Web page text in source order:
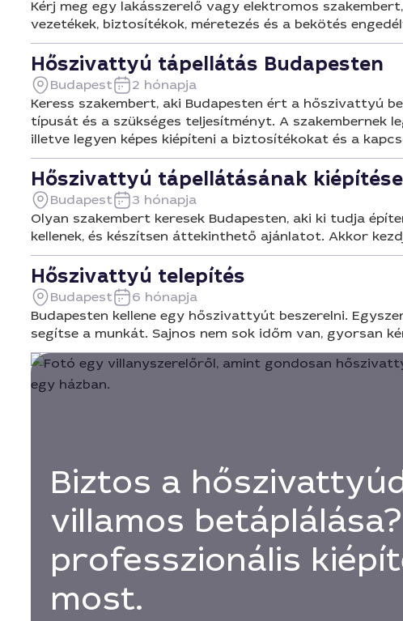
Kérj meg egy lakásszerelő vagy elektromos
vezetékek, biztosítékok, méretezés és a bekötés
Hőszivattyú tápellátás Budapesten
Budapest
2 hónapja
Keress szakembert, aki Budapesten ért a hőszivattyú
típusát és a szükséges teljesítményt. A szakembernek
illetve legyen képes kiépíteni a biztosítékokat és a
Hőszivattyú tápellátásának kiépítése
Budapest
3 hónapja
Olyan szakembert keresek Budapesten, aki ki tudja
kellenek, és készítsen áttekinthető ajánlatot. Akkor
Hőszivattyú telepítés
Budapest
6 hónapja
Budapesten kellene egy hőszivattyút beszerelni.
segítse a munkát. Sajnos nem sok időm van, gyorsan
Biztos a
villamos
professzionális
most.